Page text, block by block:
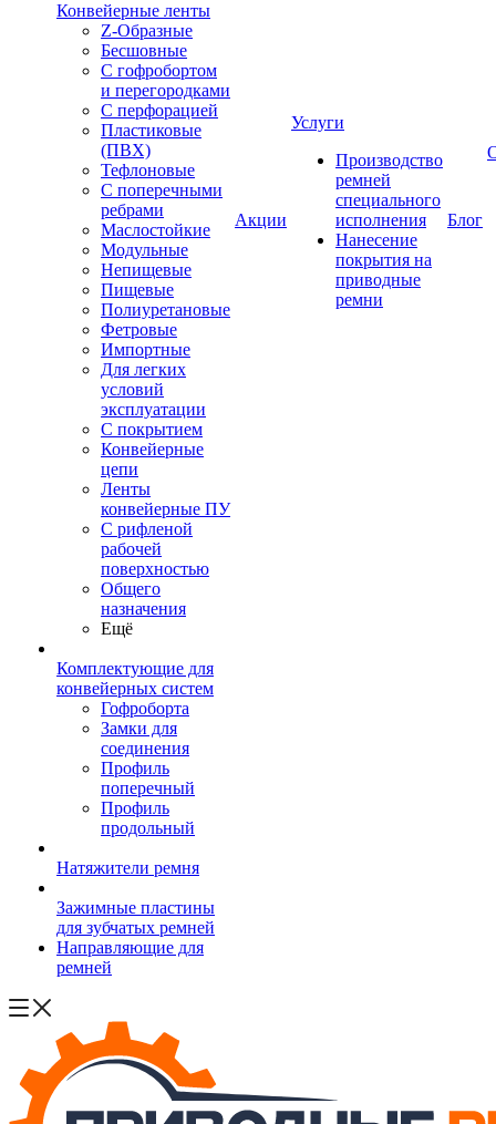
Конвейерные ленты
Z-Образные
Бесшовные
С гофробортом
и перегородками
С перфорацией
Пластиковые
(ПВХ)
Тефлоновые
С поперечными
ребрами
Маслостойкие
Модульные
Непищевые
Пищевые
Полиуретановые
Фетровые
Импортные
Для легких
условий
эксплуатации
С покрытием
Конвейерные
цепи
Ленты
конвейерные ПУ
С рифленой
рабочей
поверхностью
Общего
назначения
Ещё
Комплектующие для
конвейерных систем
Гофроборта
Замки для
соединения
Профиль
поперечный
Профиль
продольный
Натяжители ремня
Зажимные пластины
для зубчатых ремней
Направляющие для
ремней
Акции
Услуги
Производство
ремней
специального
исполнения
Нанесение
покрытия на
приводные
ремни
Блог